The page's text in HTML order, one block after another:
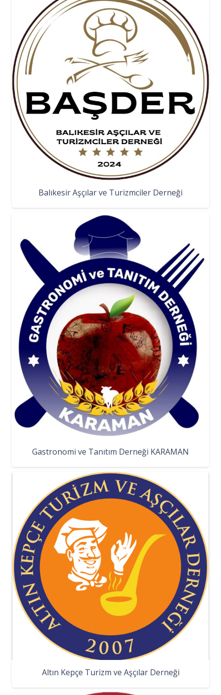
Balıkesir Aşçılar ve Turizmciler Derneği
Gastronomi ve Tanıtım Derneği KARAMAN
Altın Kepçe Turizm ve Aşçılar Derneği